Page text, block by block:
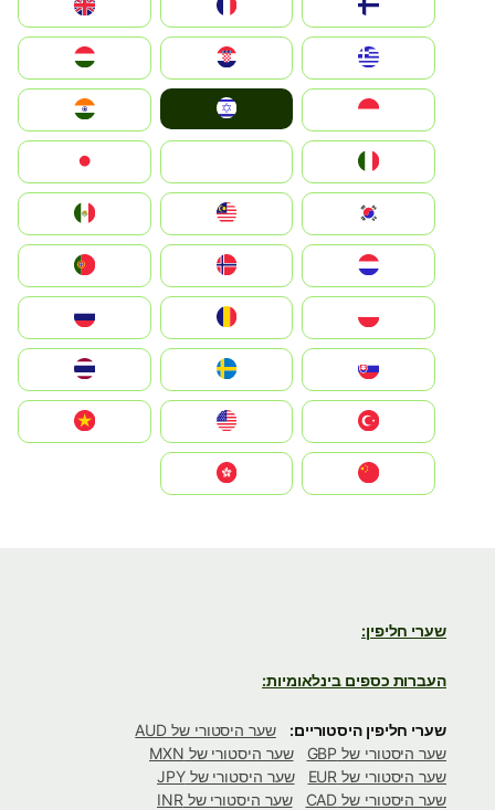
United Kingdom
Hrvatska
Magyarország
Indonesia
South Korea
Nederland
Portugal
România
Slovensko
United States
Vietnam
שערי חליפין:
העברות כספים בינלאומיות:
שערי חליפין היסטוריים:
שער היסטורי של AUD
שער היסטורי של GBP
שער היסטורי של MXN
שער היסטורי של EUR
שער היסטורי של JPY
שער היסטורי של CAD
שער היסטורי של INR